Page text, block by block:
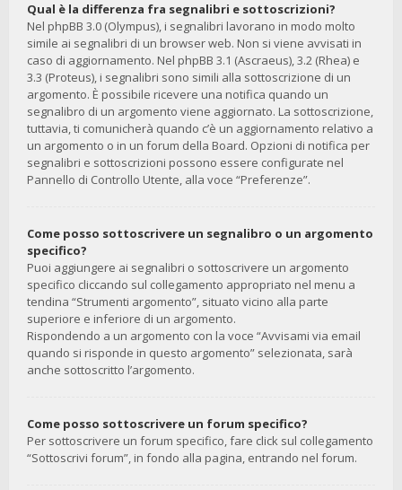
Qual è la differenza fra segnalibri e sottoscrizioni?
Nel phpBB 3.0 (Olympus), i segnalibri lavorano in modo molto
simile ai segnalibri di un browser web. Non si viene avvisati in
caso di aggiornamento. Nel phpBB 3.1 (Ascraeus), 3.2 (Rhea) e
3.3 (Proteus), i segnalibri sono simili alla sottoscrizione di un
argomento. È possibile ricevere una notifica quando un
segnalibro di un argomento viene aggiornato. La sottoscrizione,
tuttavia, ti comunicherà quando c’è un aggiornamento relativo a
un argomento o in un forum della Board. Opzioni di notifica per
segnalibri e sottoscrizioni possono essere configurate nel
Pannello di Controllo Utente, alla voce “Preferenze”.
Come posso sottoscrivere un segnalibro o un argomento
specifico?
Puoi aggiungere ai segnalibri o sottoscrivere un argomento
specifico cliccando sul collegamento appropriato nel menu a
tendina “Strumenti argomento”, situato vicino alla parte
superiore e inferiore di un argomento.
Rispondendo a un argomento con la voce “Avvisami via email
quando si risponde in questo argomento” selezionata, sarà
anche sottoscritto l’argomento.
Come posso sottoscrivere un forum specifico?
Per sottoscrivere un forum specifico, fare click sul collegamento
“Sottoscrivi forum”, in fondo alla pagina, entrando nel forum.